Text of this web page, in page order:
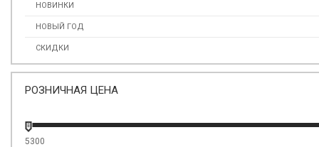
НОВИНКИ
НОВЫЙ ГОД
СКИДКИ
РОЗНИЧНАЯ ЦЕНА
5300